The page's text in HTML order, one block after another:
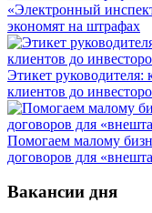
«Электронный
экономят на штрафах
Этикет
клиентов до
Помогаем малому
договоров для
Вакансии дня